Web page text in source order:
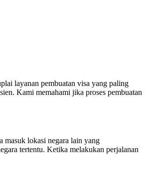
layanan pembuatan visa yang paling
Kami memahami jika proses pembuatan
masuk lokasi negara lain yang
tertentu. Ketika melakukan perjalanan